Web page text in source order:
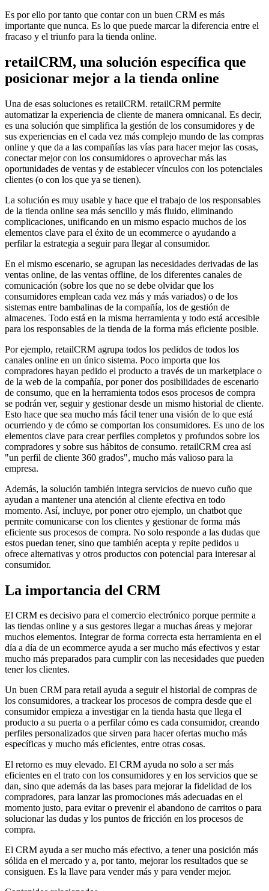
Es por ello por tanto que contar con un buen CRM es más
importante que nunca. Es lo que puede marcar la diferencia entre el
fracaso y el triunfo para la tienda online.
retailCRM, una solución específica que
posicionar mejor a la tienda online
Una de esas soluciones es retailCRM. retailCRM permite
automatizar la experiencia de cliente de manera omnicanal. Es decir,
es una solución que simplifica la gestión de los consumidores y de
sus experiencias en el cada vez más complejo mundo de las compras
online y que da a las compañías las vías para hacer mejor las cosas,
conectar mejor con los consumidores o aprovechar más las
oportunidades de ventas y de establecer vínculos con los potenciales
clientes (o con los que ya se tienen).
La solución es muy usable y hace que el trabajo de los responsables
de la tienda online sea más sencillo y más fluido, eliminando
complicaciones, unificando en un mismo espacio muchos de los
elementos clave para el éxito de un ecommerce o ayudando a
perfilar la estrategia a seguir para llegar al consumidor.
En el mismo escenario, se agrupan las necesidades derivadas de las
ventas online, de las ventas offline, de los diferentes canales de
comunicación (sobre los que no se debe olvidar que los
consumidores emplean cada vez más y más variados) o de los
sistemas entre bambalinas de la compañía, los de gestión de
almacenes. Todo está en la misma herramienta y todo está accesible
para los responsables de la tienda de la forma más eficiente posible.
Por ejemplo, retailCRM agrupa todos los pedidos de todos los
canales online en un único sistema. Poco importa que los
compradores hayan pedido el producto a través de un marketplace o
de la web de la compañía, por poner dos posibilidades de escenario
de consumo, que en la herramienta todos esos procesos de compra
se podrán ver, seguir y gestionar desde un mismo historial de cliente.
Esto hace que sea mucho más fácil tener una visión de lo que está
ocurriendo y de cómo se comportan los consumidores. Es uno de los
elementos clave para crear perfiles completos y profundos sobre los
compradores y sobre sus hábitos de consumo. retailCRM crea así
"un perfil de cliente 360 grados", mucho más valioso para la
empresa.
Además, la solución también integra servicios de nuevo cuño que
ayudan a mantener una atención al cliente efectiva en todo
momento. Así, incluye, por poner otro ejemplo, un chatbot que
permite comunicarse con los clientes y gestionar de forma más
eficiente sus procesos de compra. No solo responde a las dudas que
estos puedan tener, sino que también acepta y repite pedidos u
ofrece alternativas y otros productos con potencial para interesar al
consumidor.
La importancia del CRM
El CRM es decisivo para el comercio electrónico porque permite a
las tiendas online y a sus gestores llegar a muchas áreas y mejorar
muchos elementos. Integrar de forma correcta esta herramienta en el
día a día de un ecommerce ayuda a ser mucho más efectivos y estar
mucho más preparados para cumplir con las necesidades que pueden
tener los clientes.
Un buen CRM para retail ayuda a seguir el historial de compras de
los consumidores, a trackear los procesos de compra desde que el
consumidor empieza a investigar en la tienda hasta que llega el
producto a su puerta o a perfilar cómo es cada consumidor, creando
perfiles personalizados que sirven para hacer ofertas mucho más
específicas y mucho más eficientes, entre otras cosas.
El retorno es muy elevado. El CRM ayuda no solo a ser más
eficientes en el trato con los consumidores y en los servicios que se
dan, sino que además da las bases para mejorar la fidelidad de los
compradores, para lanzar las promociones más adecuadas en el
momento justo, para evitar o prevenir el abandono de carritos o para
solucionar las dudas y los puntos de fricción en los procesos de
compra.
El CRM ayuda a ser mucho más efectivo, a tener una posición más
sólida en el mercado y a, por tanto, mejorar los resultados que se
consiguen. Es la llave para vender más y para vender mejor.